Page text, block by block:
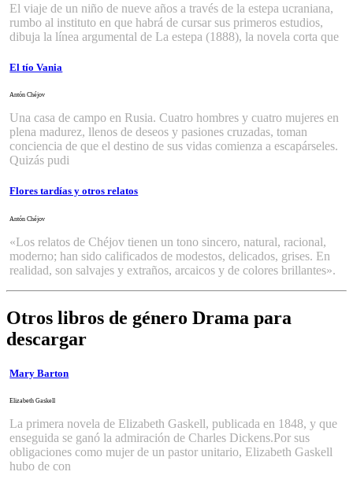
El viaje de un niño de nueve años a través de la estepa ucraniana,
rumbo al instituto en que habrá de cursar sus primeros estudios,
dibuja la línea argumental de La estepa (1888), la novela corta que
El tío Vania
Antón Chéjov
Una casa de campo en Rusia. Cuatro hombres y cuatro mujeres en
plena madurez, llenos de deseos y pasiones cruzadas, toman
conciencia de que el destino de sus vidas comienza a escapárseles.
Quizás pudi
Flores tardías y otros relatos
Antón Chéjov
«Los relatos de Chéjov tienen un tono sincero, natural, racional,
moderno; han sido calificados de modestos, delicados, grises. En
realidad, son salvajes y extraños, arcaicos y de colores brillantes».
Otros libros de género Drama para
descargar
Mary Barton
Elizabeth Gaskell
La primera novela de Elizabeth Gaskell, publicada en 1848, y que
enseguida se ganó la admiración de Charles Dickens.Por sus
obligaciones como mujer de un pastor unitario, Elizabeth Gaskell
hubo de con